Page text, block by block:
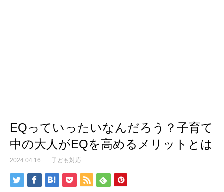
EQっていったいなんだろう？子育て
中の大人がEQを高めるメリットとは
2024.04.16 子ども対応